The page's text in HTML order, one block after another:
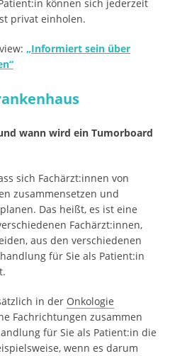
können sich jederzeit
privat einholen.
„Informiert sein über
wann wird ein Tumorboard
sich Fachärzt:innen von
zusammensetzen und
Das heißt, es ist eine
Fachärzt:innen,
aus den verschiedenen
für Sie als Patient:in
in der Onkologie
Fachrichtungen zusammen
für Sie als Patient:in die
wenn es darum